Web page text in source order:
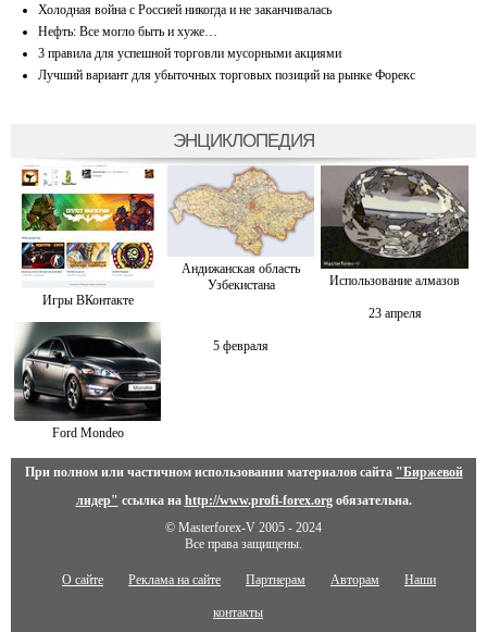
Холодная война с Россией никогда и не заканчивалась
Нефть: Все могло быть и хуже…
3 правила для успешной торговли мусорными акциями
Лучший вариант для убыточных торговых позиций на рынке Форекс
ЭНЦИКЛОПЕДИЯ
Игры ВКонтакте
Андижанская область
Узбекистана
Использование алмазов
23 апреля
Ford Mondeo
5 февраля
При полном или частичном использовании материалов сайта "Биржевой
лидер" ссылка на http://www.profi-forex.orgобязательна.
© Masterforex-V 2005 - 2024
Все права защищены.
О сайте Реклама на сайте Партнерам Авторам Наши
контакты